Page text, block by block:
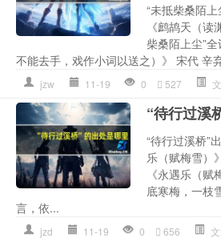
“未抵柴桑陌
《鹧鸪天（
柴桑陌上尘”
不能去手，戏作小词以送之）》 宋代 辛
jzw 11-19 0 527
“待行过溪
“待行过溪桥”
乐（赋梅雪）
《永遇乐（
底寒梅，一枝
言，依...
jzd 11-19 0 656